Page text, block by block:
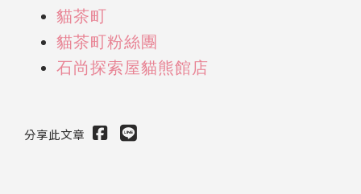
貓茶町
貓茶町粉絲團
石尚探索屋貓熊館店
分享此文章